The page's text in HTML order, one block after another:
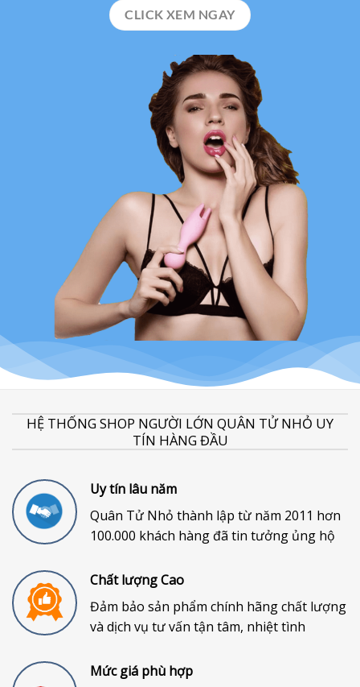
CLICK XEM NGAY
HỆ THỐNG SHOP NGƯỜI LỚN QUÂN TỬ NHỎ UY
TÍN HÀNG ĐẦU
Uy tín lâu năm
Quân Tử Nhỏ thành lập từ năm 2011 hơn
100.000 khách hàng đã tin tưởng ủng hộ
Chất lượng Cao
Đảm bảo sản phẩm chính hãng chất lượng
và dịch vụ tư vấn tận tâm, nhiệt tình
Mức giá phù hợp